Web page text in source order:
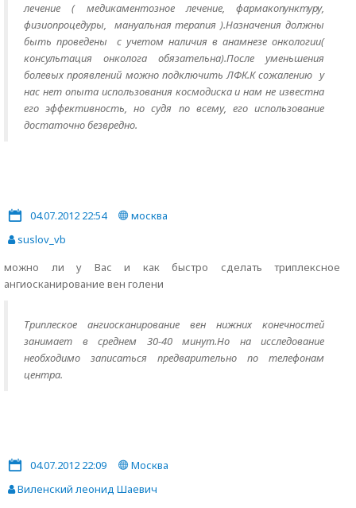
лечение ( медикаментозное лечение, фармакопунктуру,
физиопроцедуры, мануальная терапия ).Назначения должны
быть проведены с учетом наличия в анамнезе онкологии(
консультация онколога обязательна).После уменьшения
болевых проявлений можно подключить ЛФК.К сожалению у
нас нет опыта использования космодиска и нам не известна
его эффективность, но судя по всему, его использование
достаточно безвредно.
04.07.2012 22:54
москва
suslov_vb
можно ли у Вас и как быстро сделать триплексное
ангиосканирование вен голени
Триплеское ангиосканирование вен нижних конечностей
занимает в среднем 30-40 минут.Но на исследование
необходимо записаться предварительно по телефонам
центра.
04.07.2012 22:09
Москва
Виленский леонид Шаевич